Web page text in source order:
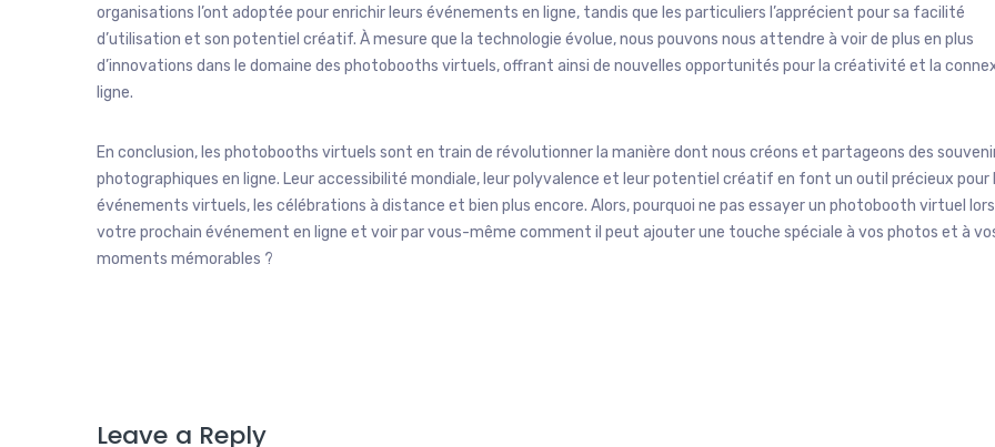
organisations l’ont adoptée pour enrichir leurs événements en ligne, tandis que les particuliers l’apprécient pour sa facilité
d’utilisation et son potentiel créatif. À mesure que la technologie évolue, nous pouvons nous attendre à voir de plus en plus
d’innovations dans le domaine des photobooths virtuels, offrant ainsi de nouvelles opportunités pour la créativité et la
ligne.
En conclusion, les photobooths virtuels sont en train de révolutionner la manière dont nous créons et partageons des
photographiques en ligne. Leur accessibilité mondiale, leur polyvalence et leur potentiel créatif en font un outil précieux pour
événements virtuels, les célébrations à distance et bien plus encore. Alors, pourquoi ne pas essayer un photobooth virtuel
votre prochain événement en ligne et voir par vous-même comment il peut ajouter une touche spéciale à vos photos et à
moments mémorables ?
Leave a Reply